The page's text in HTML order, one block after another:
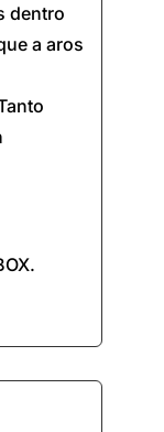
dentro
a aros